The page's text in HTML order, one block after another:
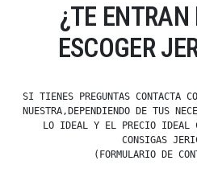
¿TE
ESCOGER
SI TIENES PREGUNTAS CONTACTA
NUESTRA,DEPENDIENDO DE TUS
LO IDEAL Y EL PRECIO IDEAL
CONSIGAS
(FORMULARIO DE